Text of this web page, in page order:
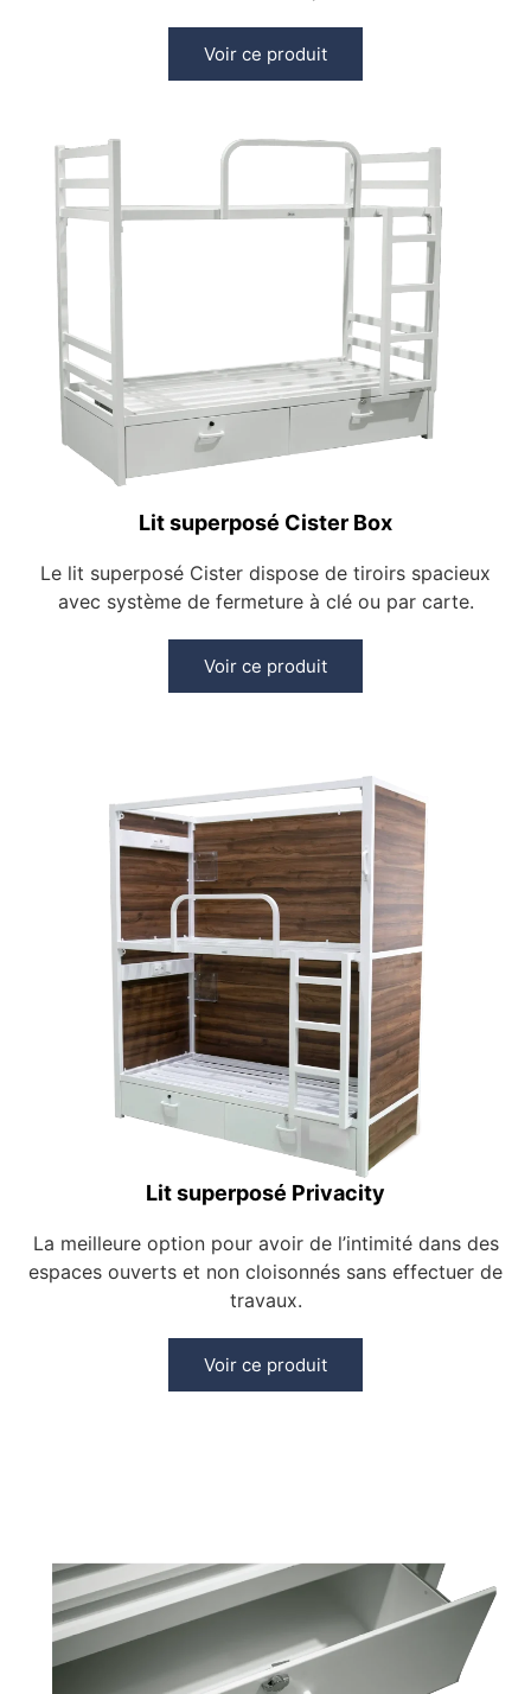
Voir ce produit
Lit superposé Cister Box
Le lit superposé Cister dispose de tiroirs spacieux
avec système de fermeture à clé ou par carte.
Voir ce produit
Lit superposé Privacity
La meilleure option pour avoir de l’intimité dans des
espaces ouverts et non cloisonnés sans effectuer de
travaux.
Voir ce produit